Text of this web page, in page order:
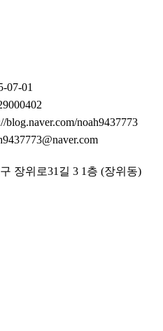
07-01
blog.naver.com/noah9437773
장위로31길 3 1층 (장위동)